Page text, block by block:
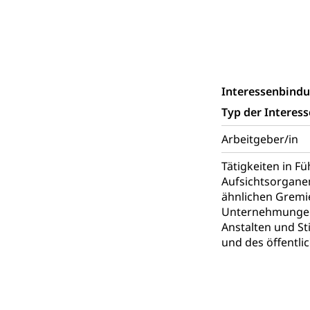
Typ der
Arbeitgeber/in
Tätigkeiten in
ähnlichen
Anstalten und
und des
Gleichstellung
Zivilverfahren
Zivilrecht,
Betreibung
Bankrott,